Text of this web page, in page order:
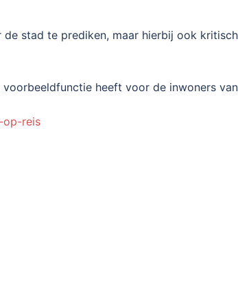
stad te prediken, maar hierbij ook
heeft voor de inwoners
op-reis